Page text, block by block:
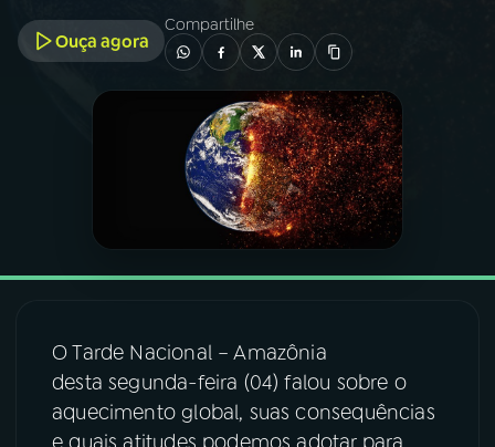
PROGRAMAÇÃO
PROGRAMAS
07ÚLTIMAS
08 FESTIVAL DE MÚSICA
Ouça agora
Compartilhe
O Tarde Nacional – Amazônia
desta segunda-feira (04) falou sobre o
aquecimento global, suas consequências